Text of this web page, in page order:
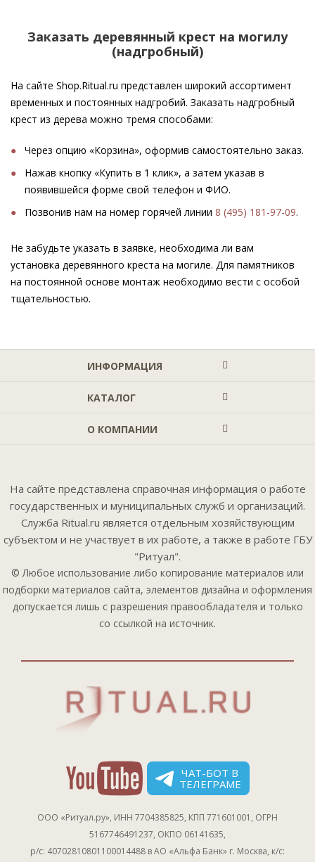
Заказать деревянный крест на могилу
(надгробный)
На сайте Shop.Ritual.ru представлен широкий ассортимент
временных и постоянных надгробий. Заказать надгробный
крест из дерева можно тремя способами:
Через опцию «Корзина», оформив самостоятельно заказ.
Нажав кнопку «Купить в 1 клик», а затем указав в
появившейся форме свой телефон и ФИО.
Позвонив нам на номер горячей линии 8 (495) 181-97-09.
Не забудьте указать в заявке, необходима ли вам
установка деревянного креста на могиле. Для памятников
на постоянной основе монтаж необходимо вести с особой
тщательностью.
ИНФОРМАЦИЯ
КАТАЛОГ
О КОМПАНИИ
На сайте представлена справочная информация о работе
государственных и муниципальных служб и организаций.
Служба Ritual.ru является отдельным хозяйствующим
субъектом и не участвует в их работе, а также в работе ГБУ
"Ритуал".
© Любое использование либо копирование материалов или
подборки материалов сайта, элементов дизайна и оформления
допускается лишь с разрешения правообладателя и только
со ссылкой на источник.
ЧАТ-БОТ В
ТЕЛЕГРАМЕ
ООО «Ритуал.ру», ИНН 7704385825, КПП 771601001, ОГРН
5167746491237, ОКПО 06141635,
р/с: 40702810801100014488 в АО «Альфа Банк» г. Москва, к/с: